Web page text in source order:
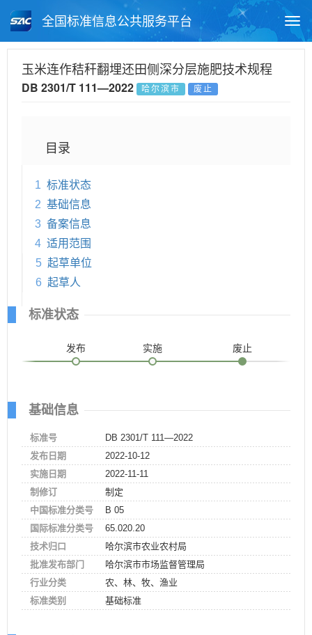
全国标准信息公共服务平台
月报查询 标准公告查询
玉米连作秸秆翻埋还田侧深分层施肥技术规程
DB 2301/T 111—2022 哈尔滨市 废止
目录
1 标准状态
2 基础信息
3 备案信息
4 适用范围
5 起草单位
6 起草人
标准状态
发布 实施 废止
基础信息
标准号
DB 2301/T 111—2022
发布日期
2022-10-12
实施日期
2022-11-11
制修订
制定
中国标准分类号
B 05
国际标准分类号
65.020.20
技术归口
哈尔滨市农业农村局
批准发布部门
哈尔滨市市场监督管理局
行业分类
农、林、牧、渔业
标准类别
基础标准